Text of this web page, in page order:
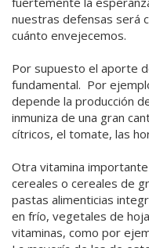
nuestras defensas será
cuánto envejecemos.
Por supuesto el aporte
fundamental. Por
depende la producción
inmuniza de una gran
cítricos, el tomate, las
Otra vitamina
cereales o cereales de
pastas alimenticias
en frío, vegetales de
vitaminas, como por